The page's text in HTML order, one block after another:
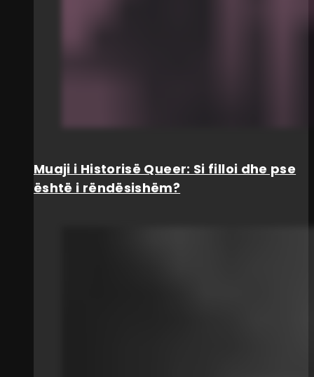
Muaji i Historisë Queer: Si filloi dhe pse
është i rëndësishëm?